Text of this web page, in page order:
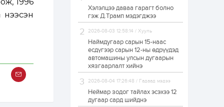
ЗГ: Автобензин,
дизель түлшний
онцгой албан
татварыг тэглэлээ
1 өдөр 2
З.Мэндсайхан:
Хүнсний нөөцийг
бэлтгэх агуулах,
зоорь бэлтгэх ААН-
үүдэд хөнгөлөлттэй
зээл олгоно
1 өдөр
Хэлэлцээ даваа гарагт болно
гэж Д.Трамп мэдэгджээ
2026-08-03 12:58:14 / Хууль
Наймдугаар сарын 15-наас
есдүгээр сарын 12-ны өдрүүдэд
автомашины улсын дугаарын
хязгаарлалт хийнэ
2026-08-04 17:26:48 / Гадаад мэдээ
Неймар зодог тайлах эсэхээ 12
дугаар сард шийднэ